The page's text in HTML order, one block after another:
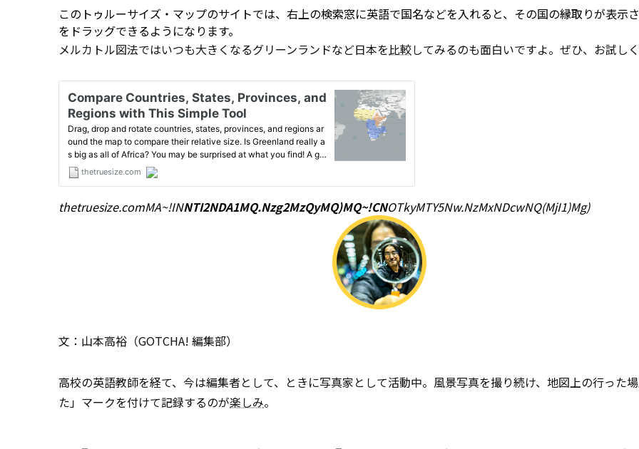
このトゥルーサイズ・マップのサイトでは、右上の検索窓に英語で国名などを入れると、その国の縁取りが表示
をドラッグできるようになります。
メルカトル図法ではいつも大きくなるグリーンランドなど日本を比較してみるのも面白いですよ。ぜひ、お試しく
thetruesize.comMA~!INNTI2NDA1MQ.Nzg2MzQyMQ)MQ~!CNOTkyMTY5Nw.NzMxNDcwNQ(MjI1)Mg)
文：山本高裕（GOTCHA! 編集部）
高校の英語教師を経て、今は編集者として、ときに写真家として活動中。風景写真を撮り続け、地図上の行った
た」マークを付けて記録するのが楽しみ。